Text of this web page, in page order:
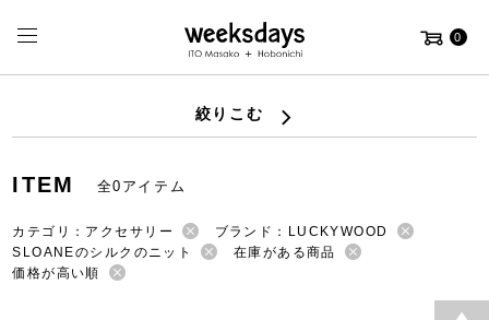
0
絞りこむ
ITEM 全0アイテム
カテゴリ：アクセサリー
ブランド：LUCKYWOOD
SLOANEのシルクのニット
在庫がある商品
価格が高い順